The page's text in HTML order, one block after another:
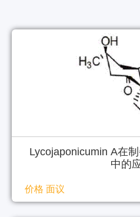
Lycojaponicumin A在
中的
价格 面议